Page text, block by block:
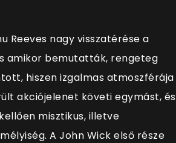
Reeves nagy visszatérése a
amikor bemutatták, rengeteg
hiszen izgalmas atmoszférája
akciójelenet követi egymást, és
misztikus, illetve
A John Wick első része